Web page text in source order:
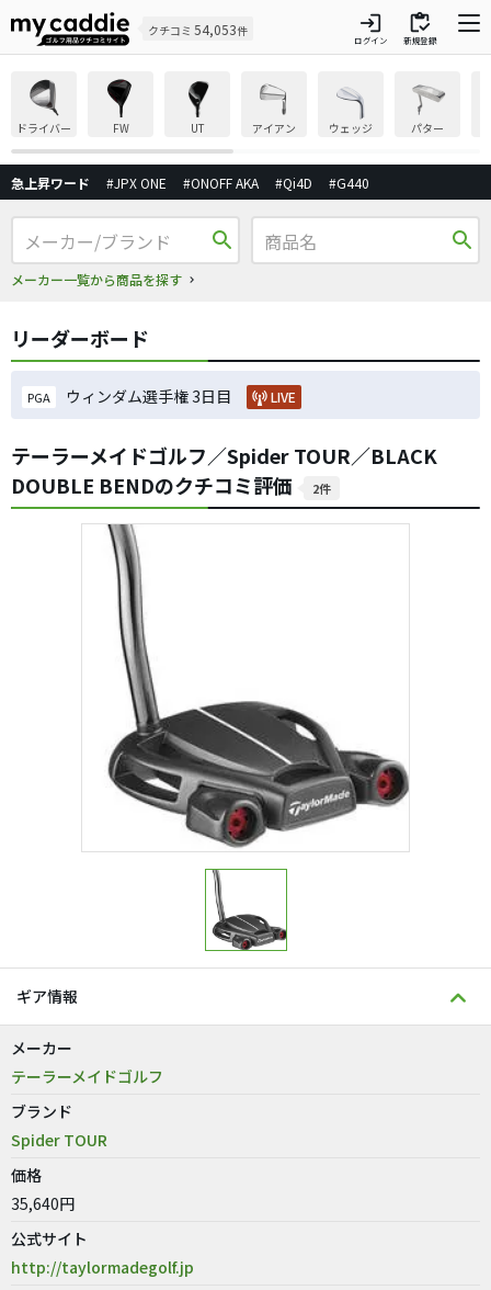
クチコミ 54,053件 login
ログイン
inventory
新規登録
ドライバー FW UT アイアン ウェッジ パター
急上昇ワード #JPX ONE #ONOFF AKA #Qi4D #G440
search
メーカー一覧から商品を探す
search
リーダーボード
PGA ウィンダム選手権 3日目 LIVE
テーラーメイドゴルフ／Spider TOUR／BLACK
DOUBLE BENDのクチコミ評価
2件
ギア情報
メーカー
テーラーメイドゴルフ
ブランド
Spider TOUR
価格
35,640円
公式サイト
http://taylormadegolf.jp